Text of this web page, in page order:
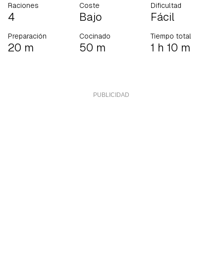
Raciones
4
Coste
Bajo
Dificultad
Fácil
Preparación
20 m
Cocinado
50 m
Tiempo total
1 h 10 m